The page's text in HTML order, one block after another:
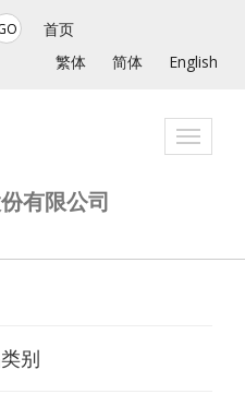
首页
繁体
简体 English
Toggle
有限公司
别